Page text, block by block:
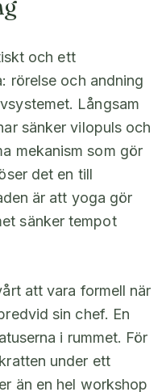
och ett
rörelse och andning
Långsam
sänker vilopuls och
mekanism som gör
det en till
är att yoga gör
sänker tempot
att vara formell när
sin chef. En
i rummet. För
under ett
än en hel workshop